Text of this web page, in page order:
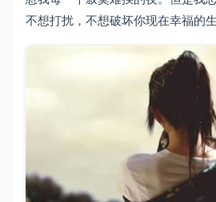
不想打扰，不想破坏你现在幸福的生